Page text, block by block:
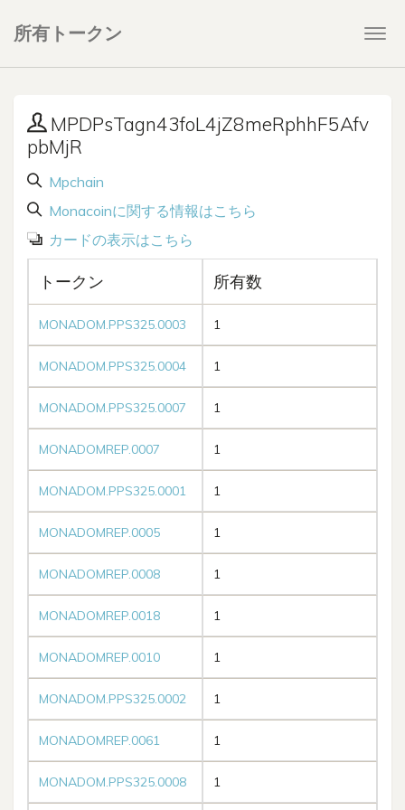
所有トークン
MPDPsTagn43foL4jZ8meRphhF5Afv
pbMjR
Mpchain
Monacoinに関する情報はこちら
カードの表示はこちら
トークン 所有数
MONADOM.PPS325.0003 1
MONADOM.PPS325.0004 1
MONADOM.PPS325.0007 1
MONADOMREP.0007 1
MONADOM.PPS325.0001 1
MONADOMREP.0005 1
MONADOMREP.0008 1
MONADOMREP.0018 1
MONADOMREP.0010 1
MONADOM.PPS325.0002 1
MONADOMREP.0061 1
MONADOM.PPS325.0008 1